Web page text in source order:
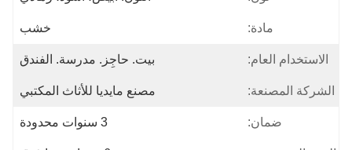
مادة: خشب
الاستخدام العام: بيت. حاجِز. مدرسة. الفندق
الشركة المصنعة: مصنع مايديا للأثاث المكتبي
ضمان: 3 سنوات محدودة